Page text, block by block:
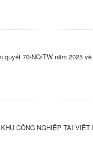
70-NQ/TW năm 2025
CÔNG NGHIỆP TẠI